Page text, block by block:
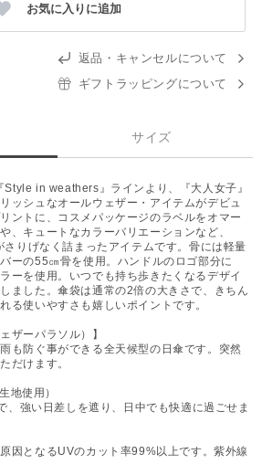
お気に入りに追加
返品・キャンセルについて
ギフトラッピングについて
サイズ
in weathers』ラインより、『大人女子』
ッシュなオールウェザー・アイテムがデビュ
ントに、コスメパッケージのラベルをオマー
、キュートなカラーバリエーションなど、
りげなく詰まったアイテムです。骨には軽量
ーの55㎝骨を使用。ハンドルのロゴ部分に
ーを使用。いつでも持ち歩きたくなるデザイ
ました。傘袋は通常の2倍の大きさで、きちん
る使いやすさも嬉しいポイントです。
ザーパラソル）】
も防ぐ事ができる全天候型の日傘です。突然
だけます。
地使用）
、強い日差しを遮り、日中でも快適に過ごせま
因となるUVのカット率99%以上です。紫外線